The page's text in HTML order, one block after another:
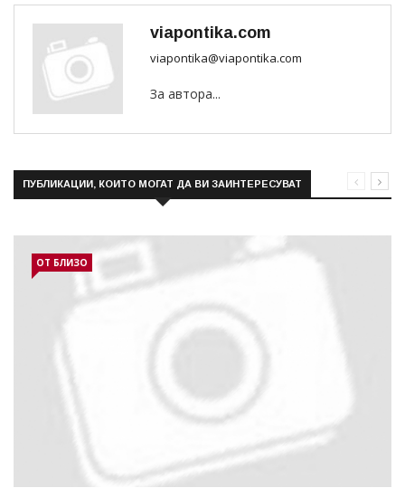
viapontika.com
viapontika@viapontika.com
За автора...
ПУБЛИКАЦИИ, КОИТО МОГАТ ДА ВИ ЗАИНТЕРЕСУВАТ
ОТ БЛИЗО